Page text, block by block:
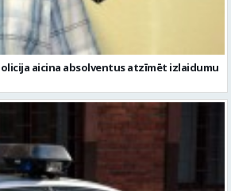
aicina absolventus atzīmēt izlaidumu